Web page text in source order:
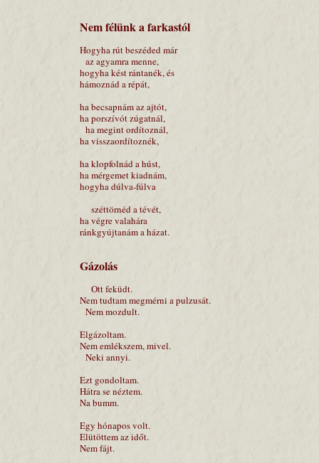
Nem félünk a farkastól
Hogyha rút beszéded már
az agyamra menne,
hogyha kést rántanék, és
hámoznád a répát,
ha becsapnám az ajtót,
ha porszívót zúgatnál,
ha megint ordítoznál,
ha visszaordítoznék,
ha klopfolnád a húst,
ha mérgemet kiadnám,
hogyha dúlva-fúlva
széttörnéd a tévét,
ha végre valahára
ránkgyújtanám a házat.
Gázolás
Ott feküdt.
Nem tudtam megmérni a pulzusát.
Nem mozdult.
Elgázoltam.
Nem emlékszem, mivel.
Neki annyi.
Ezt gondoltam.
Hátra se néztem.
Na bumm.
Egy hónapos volt.
Elütöttem az időt.
Nem fájt.